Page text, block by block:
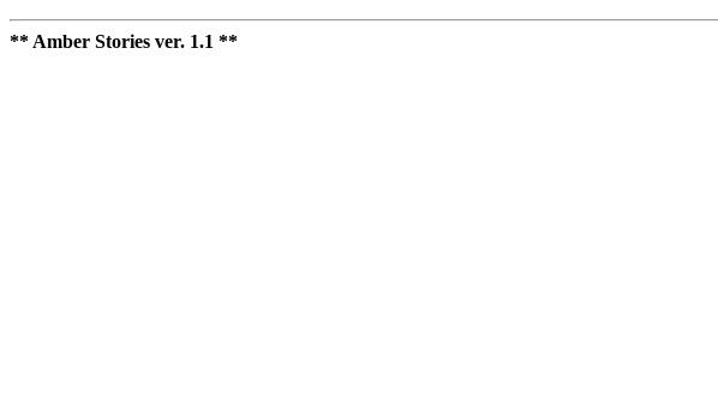
** Amber Stories ver. 1.1 **